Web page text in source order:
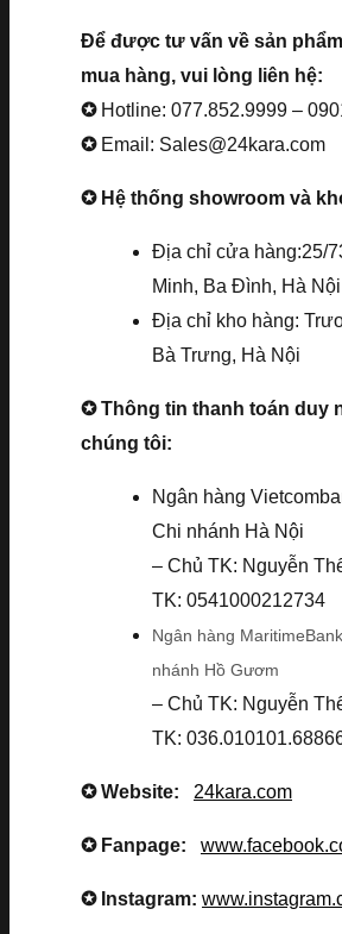
Để được tư vấn về sản
mua hàng, vui lòng liên hệ:
✪ Hotline: 077.852.9999 –
✪ Email: Sales@24kara.com
✪ Hệ thống showroom và
Địa chỉ cửa hàng:25/
Minh, Ba Đình, Hà Nội
Địa chỉ kho hàng:
Bà Trưng, Hà Nội
✪ Thông tin thanh toán duy
chúng tôi:
Ngân hàng
Chi nhánh Hà Nội
– Chủ TK: Nguyễn
TK: 0541000212734
Ngân hàng
nhánh Hồ Gươm
– Chủ TK: Nguyễn
TK:
✪ Website: 24kara.com
✪ Fanpage:
✪ Instagram: